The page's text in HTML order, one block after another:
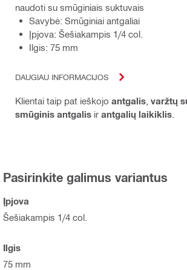
naudoti su smūginiais suktuvais
Savybė: Smūginiai antgaliai
Įpjova: Šešiakampis 1/4 col.
Ilgis: 75 mm
DAUGIAU INFORMACIJOS
Klientai taip pat ieškojo antgalis varžtų
smūginis antgalis ir antgalių laikiklis
Pasirinkite galimus variantus
Įpjova
Šešiakampis 1/4 col.
Ilgis
75 mm